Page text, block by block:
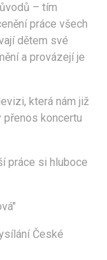
– tím
práce všech
dětem své
a provázejí je
která nám již
přenos koncertu
práce si hluboce
České